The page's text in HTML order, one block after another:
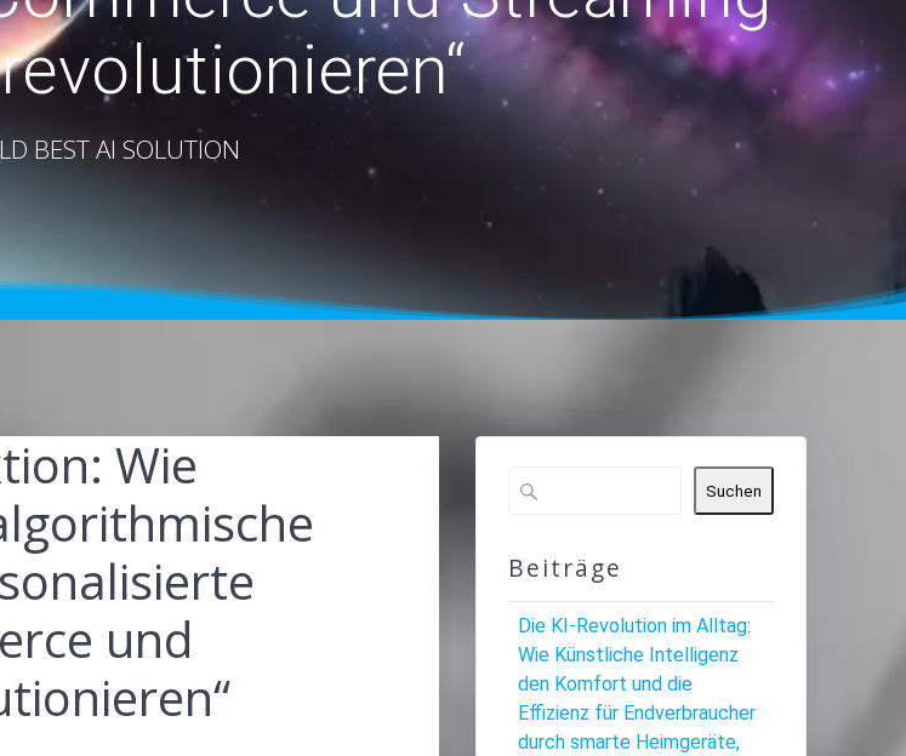
BEST AI SOLUTION
Wie
und
Suchen
Beiträge
Die KI-Revolution im Alltag:
Wie Künstliche Intelligenz
den Komfort und die
Effizienz für Endverbraucher
durch smarte Heimgeräte,